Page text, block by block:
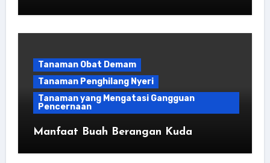
Tanaman Obat Demam
Tanaman Penghilang Nyeri
Tanaman yang Mengatasi Gangguan
Pencernaan
Manfaat Buah Berangan Kuda
Bahan Kuliner